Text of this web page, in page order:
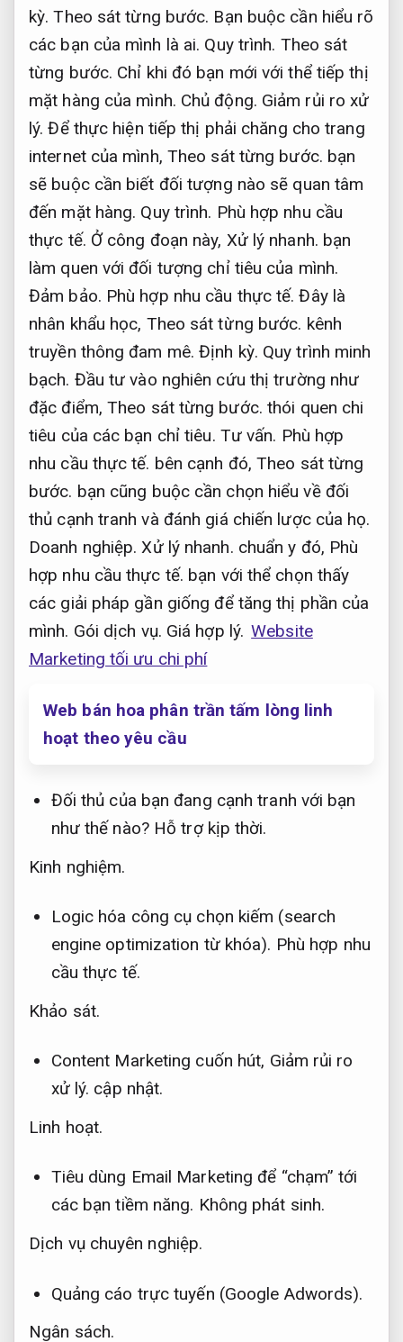
kỳ. Theo sát từng bước. Bạn buộc cần hiểu rõ
các bạn của mình là ai. Quy trình. Theo sát
từng bước. Chỉ khi đó bạn mới với thể tiếp thị
mặt hàng của mình. Chủ động. Giảm rủi ro xử
lý. Để thực hiện tiếp thị phải chăng cho trang
internet của mình, Theo sát từng bước. bạn
sẽ buộc cần biết đối tượng nào sẽ quan tâm
đến mặt hàng. Quy trình. Phù hợp nhu cầu
thực tế. Ở công đoạn này, Xử lý nhanh. bạn
làm quen với đối tượng chỉ tiêu của mình.
Đảm bảo. Phù hợp nhu cầu thực tế. Đây là
nhân khẩu học, Theo sát từng bước. kênh
truyền thông đam mê.Định kỳ. Quy trình minh
bạch. Đầu tư vào nghiên cứu thị trường như
đặc điểm, Theo sát từng bước. thói quen chi
tiêu của các bạn chỉ tiêu. Tư vấn. Phù hợp
nhu cầu thực tế. bên cạnh đó,Theo sát từng
bước. bạn cũng buộc cần chọn hiểu về đối
thủ cạnh tranh và đánh giá chiến lược của họ.
Doanh nghiệp. Xử lý nhanh. chuẩn y đó, Phù
hợp nhu cầu thực tế. bạn với thể chọn thấy
các giải pháp gần giống để tăng thị phần của
mình. Gói dịch vụ. Giá hợp lý. Website
Marketing tối ưu chi phí
Web bán hoa phân trần tấm lòng linh
hoạt theo yêu cầu
Đối thủ của bạn đang cạnh tranh với bạn
như thế nào? Hỗ trợ kịp thời.
Kinh nghiệm.
Logic hóa công cụ chọn kiếm (search
engine optimization từ khóa). Phù hợp nhu
cầu thực tế.
Khảo sát.
Content Marketing cuốn hút, Giảm rủi ro
xử lý. cập nhật.
Linh hoạt.
Tiêu dùng Email Marketing để “chạm” tới
các bạn tiềm năng. Không phát sinh.
Dịch vụ chuyên nghiệp.
Quảng cáo trực tuyến (Google Adwords).
Ngân sách.